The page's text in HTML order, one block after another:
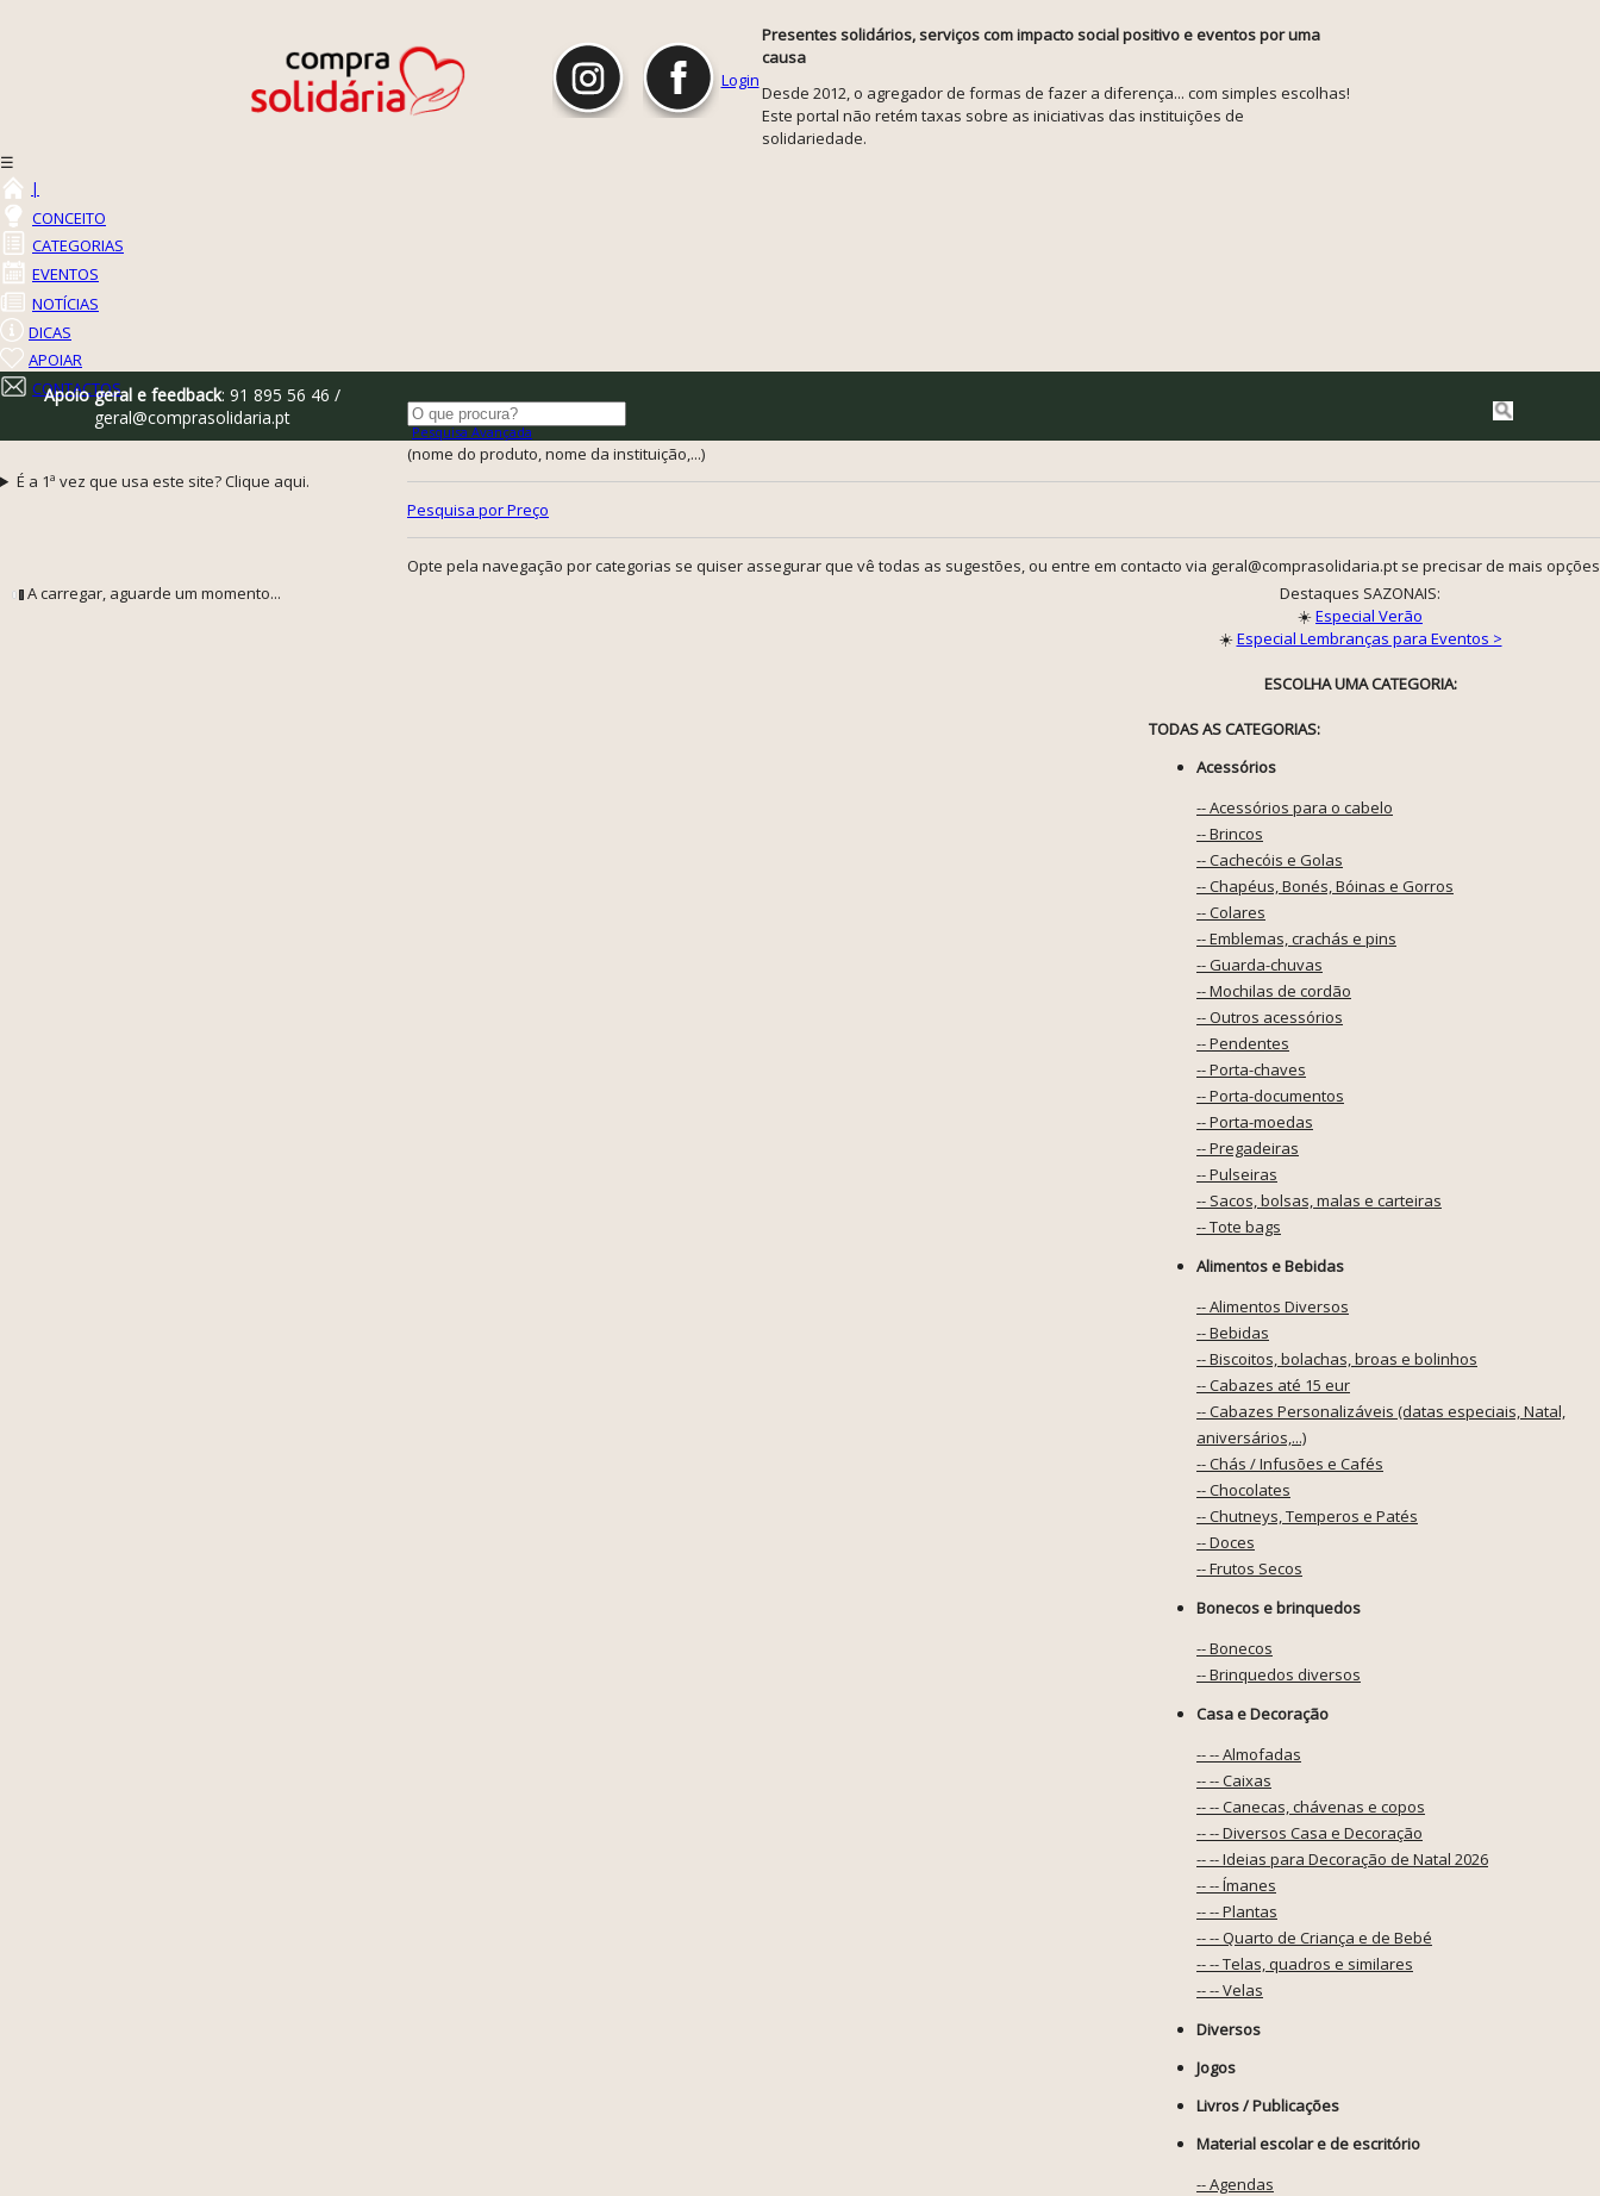
Login
Presentes solidários, serviços com impacto social positivo e eventos por uma
causa
Desde 2012, o agregador de formas de fazer a diferença... com simples escolhas!
Este portal não retém taxas sobre as iniciativas das instituições de
solidariedade.
☰
|
CONCEITO
CATEGORIAS
EVENTOS
NOTÍCIAS
DICAS
APOIAR
CONTACTOS
Pesquisa Avançada
(nome do produto, nome da instituição,...)
Pesquisa por Preço
Opte pela navegação por categorias se quiser assegurar que vê todas as sugestões, ou entre em contacto via geral@comprasolidaria.pt se precisar de mais opções
Apoio geral e feedback: 91 895 56 46 /
geral@comprasolidaria.pt
É a 1ª vez que usa este site? Clique aqui.
A carregar, aguarde um momento...
Destaques SAZONAIS:
☀️Especial Verão
☀️Especial Lembranças para Eventos >
ESCOLHA UMA CATEGORIA:
TODAS AS CATEGORIAS:
Acessórios
-- Acessórios para o cabelo
-- Brincos
-- Cachecóis e Golas
-- Chapéus, Bonés, Bóinas e Gorros
-- Colares
-- Emblemas, crachás e pins
-- Guarda-chuvas
-- Mochilas de cordão
-- Outros acessórios
-- Pendentes
-- Porta-chaves
-- Porta-documentos
-- Porta-moedas
-- Pregadeiras
-- Pulseiras
-- Sacos, bolsas, malas e carteiras
-- Tote bags
Alimentos e Bebidas
-- Alimentos Diversos
-- Bebidas
-- Biscoitos, bolachas, broas e bolinhos
-- Cabazes até 15 eur
-- Cabazes Personalizáveis (datas especiais, Natal,
aniversários,...)
-- Chás / Infusões e Cafés
-- Chocolates
-- Chutneys, Temperos e Patés
-- Doces
-- Frutos Secos
Bonecos e brinquedos
-- Bonecos
-- Brinquedos diversos
Casa e Decoração
-- -- Almofadas
-- -- Caixas
-- -- Canecas, chávenas e copos
-- -- Diversos Casa e Decoração
-- -- Ideias para Decoração de Natal 2026
-- -- Ímanes
-- -- Plantas
-- -- Quarto de Criança e de Bebé
-- -- Telas, quadros e similares
-- -- Velas
Diversos
Jogos
Livros / Publicações
Material escolar e de escritório
-- Agendas